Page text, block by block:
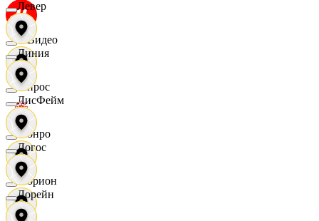
МВидео
Мирос
Монро
Морион
Левер
Линия
ЛисФейм
Логос
Лорейн